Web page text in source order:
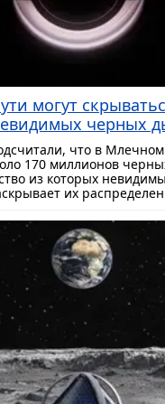
могут
черных
что в
170 миллионов
из которых
их